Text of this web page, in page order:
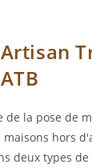
de la pose de
maisons hors
deux types